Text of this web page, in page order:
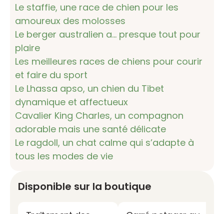
Le staffie, une race de chien pour les
amoureux des molosses
Le berger australien a… presque tout pour
plaire
Les meilleures races de chiens pour courir
et faire du sport
Le Lhassa apso, un chien du Tibet
dynamique et affectueux
Cavalier King Charles, un compagnon
adorable mais une santé délicate
Le ragdoll, un chat calme qui s’adapte à
tous les modes de vie
Disponible sur la boutique